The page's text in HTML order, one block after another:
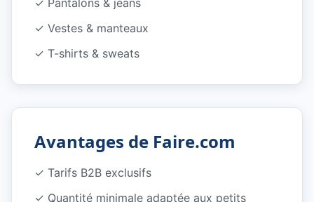
✓ Pantalons & jeans
✓ Vestes & manteaux
✓ T-shirts & sweats
Avantages de Faire.com
✓ Tarifs B2B exclusifs
✓ Quantité minimale adaptée aux petits